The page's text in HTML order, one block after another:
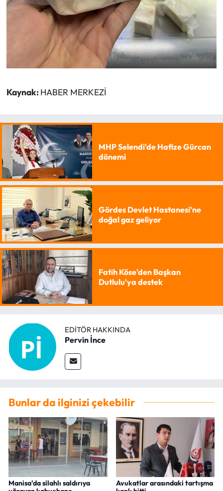
Kaynak: HABER MERKEZİ
MHP Selendi'de Hafize Gürcan
dönemi
Gördes Devlet Hastanesi'ne
doğal gaz geliyor
Fatih Köse'den Başkan
Dutlulu'ya destek
EDITÖR HAKKINDA
Pervin İnce
Bunlar da ilginizi çekebilir
Manisa'da silahlı saldırıya
Avukatlar arasındaki tartışma